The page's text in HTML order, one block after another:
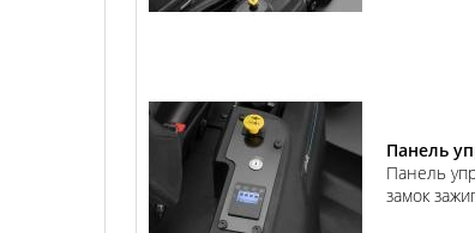
Панель
Панель
замок